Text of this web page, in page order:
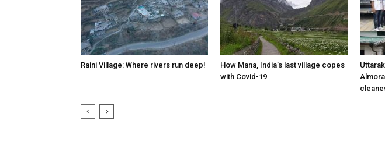
Raini Village: Where rivers run deep!
How Mana, India’s last village copes
with Covid-19